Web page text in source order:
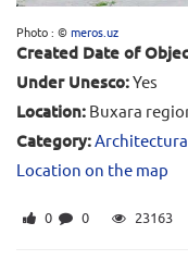
Photo : ©meros.uz
Created Date of
Under Unesco:Yes
Location: Buxara
Category:
Location on the map
0 0 23163